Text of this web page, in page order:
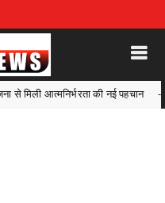
Uncategorized रिमझिम रिमझिम